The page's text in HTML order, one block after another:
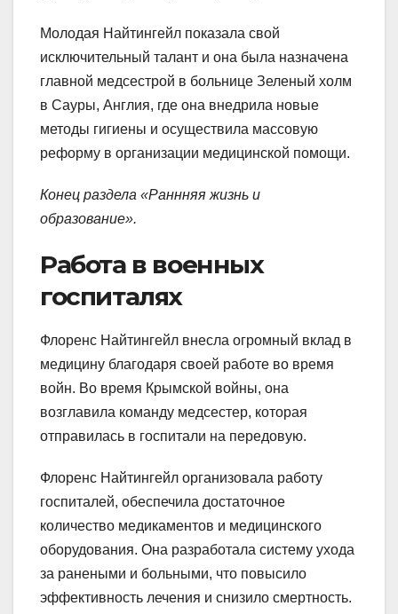
Молодая Найтингейл показала свой
исключительный талант и она была назначена
главной медсестрой в больнице Зеленый холм
в Сауры, Англия, где она внедрила новые
методы гигиены и осуществила массовую
реформу в организации медицинской помощи.
Конец раздела «Раннняя жизнь и
образование».
Работа в военных
госпиталях
Флоренс Найтингейл внесла огромный вклад в
медицину благодаря своей работе во время
войн. Во время Крымской войны, она
возглавила команду медсестер, которая
отправилась в госпитали на передовую.
Флоренс Найтингейл организовала работу
госпиталей, обеспечила достаточное
количество медикаментов и медицинского
оборудования. Она разработала систему ухода
за ранеными и больными, что повысило
эффективность лечения и снизило смертность.